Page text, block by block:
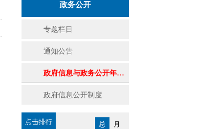
政务公开
专题栏目
通知公告
政府信息与政务公开年度报告
政府信息公开制度
点击排行 总 月